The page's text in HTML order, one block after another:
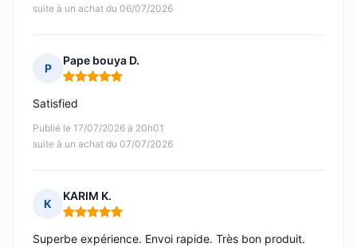
suite à un achat du 06/07/2026
P
Pape bouya D.
Note : 5 sur 5
Publié le 17/07/2026 à 20h01
suite à un achat du 07/07/2026
Satisfied
K
KARIM K.
Note : 5 sur 5
Superbe expérience. Envoi rapide. Très bon produit.